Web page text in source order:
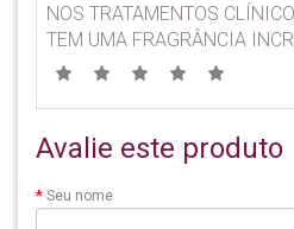
NOS TRATAMENTOS
TEM UMA FRAGRÂNCIA
Avalie este produto
Seu nome